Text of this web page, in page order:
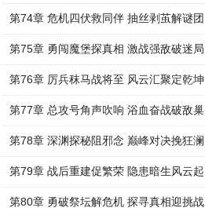
第74章 危机四伏救同伴 抽丝剥茧解谜团
第75章 勇闯魔堡探真相 激战强敌破迷局
第76章 厉兵秣马战将至 风云汇聚定乾坤
第77章 总攻号角声吹响 浴血奋战破敌巢
第78章 深渊探秘阻邪念 巅峰对决挽狂澜
第79章 战后重建促繁荣 隐患暗生风云起
第80章 勇破祭坛解危机 探寻真相迎挑战